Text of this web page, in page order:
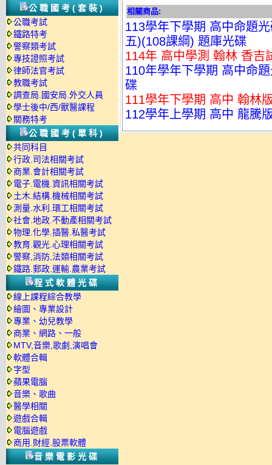
公職國考(套裝)
公職考試
鐵路特考
警察類考試
專技證照考試
律師法官考試
教職考試
調查局.國安局.外交人員
學士後中/西/獸醫課程
關務特考
公職國考(單科)
共同科目
行政.司法相關考試
商業.會計相關考試
電子.電機.資訊相關考試
土木.結構.機械相關考試
測量.水利.環工相關考試
社會.地政.不動產相關考試
物理.化學.插醫.私醫考試
教育.觀光.心理相關考試
警察,消防,法類相關考試
鐵路.郵政.運輸.農業考試
程式軟體光碟
線上課程綜合教學
繪圖、專業設計
專業、幼兒教學
商業、網路、一般
MTV,音樂,歌劇,演唱會
軟體合輯
字型
蘋果電腦
音樂、歌曲
醫學相關
遊戲合輯
電腦遊戲
商用.財經.股票軟體
音樂電影光碟
相關商品:
113學年下學期 高中命題
五)(108課綱) 題庫光碟
114年 高中學測 翰林 香吉
110年學年下學期 高中命
碟
111學年下學期 高中 翰林
112學年上學期 高中 龍騰